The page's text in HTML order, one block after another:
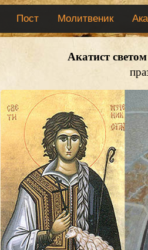
Пост Молитвеник
Акатист